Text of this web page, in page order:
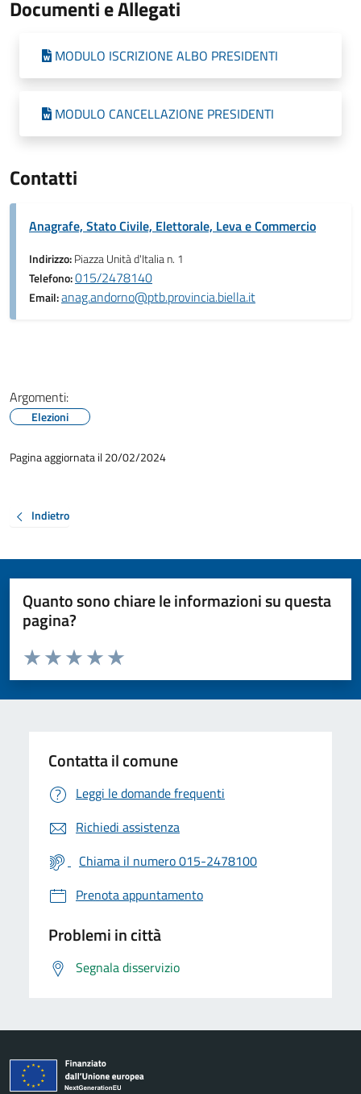
Documenti e Allegati
MODULO ISCRIZIONE ALBO PRESIDENTI
MODULO CANCELLAZIONE PRESIDENTI
Contatti
Anagrafe, Stato Civile, Elettorale, Leva e Commercio
Indirizzo:Piazza Unità d'Italia n. 1
Telefono:015/2478140
Email:anag.andorno@ptb.provincia.biella.it
Argomenti:
Elezioni
Pagina aggiornata il 20/02/2024
Indietro
Quanto sono chiare le informazioni su questa
pagina?
Valuta da 1 a 5 stelle la pagina
Valuta 5 stelle su 5
Valuta 4 stelle su 5
Valuta 3 stelle su 5
Valuta 2 stelle su 5
Valuta 1 stelle su 5
Contatta il comune
Leggi le domande frequenti
Richiedi assistenza
Chiama il numero 015-2478100
Prenota appuntamento
Problemi in città
Segnala disservizio